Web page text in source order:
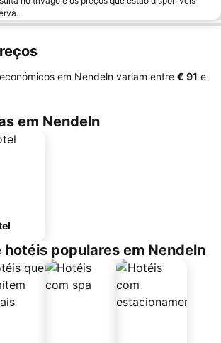
em Nendeln variam entre ‎€ 91 e
em Nendeln
populares em Nendeln